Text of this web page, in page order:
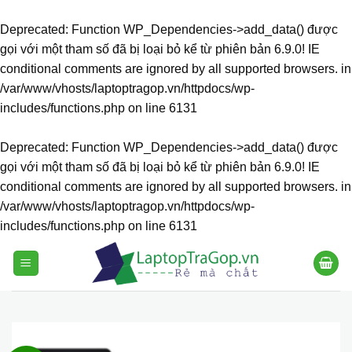
Deprecated: Function WP_Dependencies->add_data() được
gọi với một tham số đã bị loại bỏ kể từ phiên bản 6.9.0! IE
conditional comments are ignored by all supported browsers. in
/var/www/vhosts/laptoptragop.vn/httpdocs/wp-
includes/functions.php on line 6131
Deprecated: Function WP_Dependencies->add_data() được
gọi với một tham số đã bị loại bỏ kể từ phiên bản 6.9.0! IE
conditional comments are ignored by all supported browsers. in
/var/www/vhosts/laptoptragop.vn/httpdocs/wp-
includes/functions.php on line 6131